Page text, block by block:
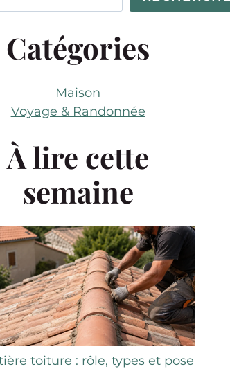
Catégories
Maison
Voyage & Randonnée
À lire cette
semaine
toiture : rôle, types et pose